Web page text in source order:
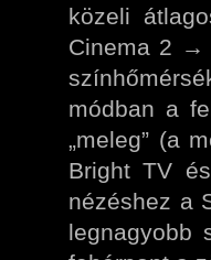
közeli
Cinema 2 →
módban a
„meleg” (a
Bright TV
nézéshez a
legnagyobb